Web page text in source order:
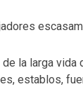
la larga vida
establos,